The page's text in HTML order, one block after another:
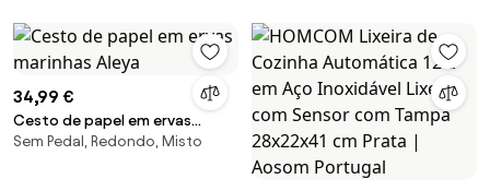
Portugal
34,99 €
Cesto de papel em ervas
marinhas Aleya
Sem Pedal, Redondo, Misto